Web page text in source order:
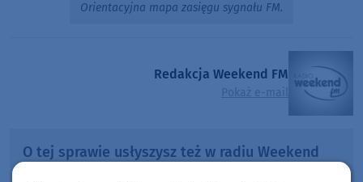
Orientacyjna mapa zasięgu sygnału FM.
Redakcja Weekend FM
Pokaż e-mail
O tej sprawie usłyszysz też w radiu Weekend